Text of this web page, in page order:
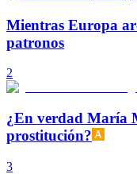
Mientras Europa
patronos
2
¿En verdad María
prostitución?
3